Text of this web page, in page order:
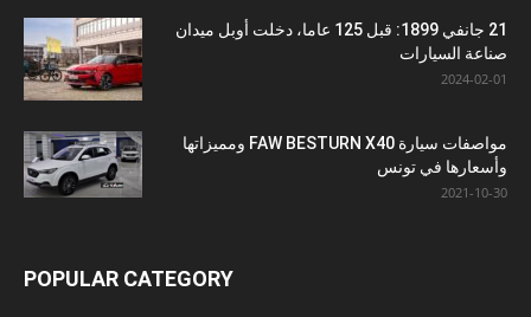
21 جانفي 1899: قبل 125 عاما، دخلت أوبل ميدان
صناعة السيارات
2024-02-01
مواصفات سيارة FAW BESTURN X40 ومميزاتها
وأسعارها في تونس
2021-10-30
POPULAR CATEGORY